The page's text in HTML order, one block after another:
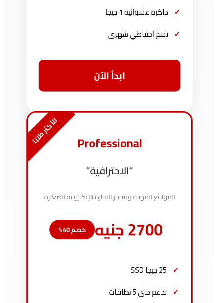
ذاكرة عشوائية 1 جيجا
نسخ احتياطي شهرى
ابدأ الآن
الأكثر طلبًا Professional
“الاحترافية”
للمواقع المهنية ومتاجر التجارة الإلكترونية الصغيرة
2700 جنيه خصم 40%
25 جيجا SSD
تدعم حتى 5 نطاقات